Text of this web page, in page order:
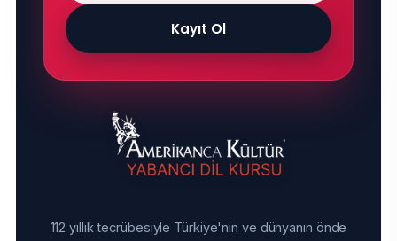
Kayıt Ol
112 yıllık tecrübesiyle Türkiye'nin ve dünyanın önde